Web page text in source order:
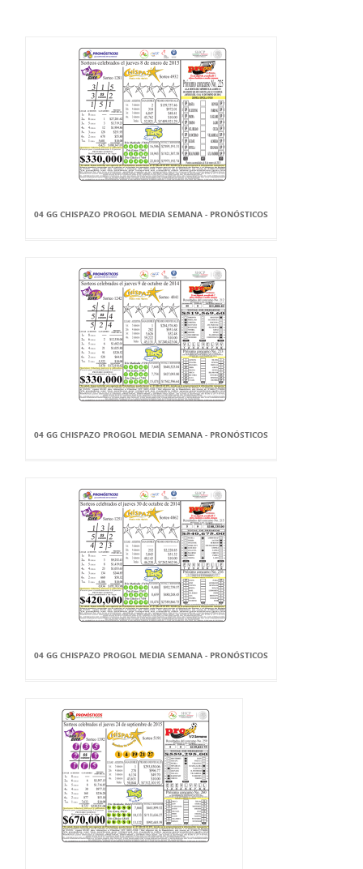
04 GG CHISPAZO PROGOL MEDIA SEMANA - PRONÓSTICOS
04 GG CHISPAZO PROGOL MEDIA SEMANA - PRONÓSTICOS
04 GG CHISPAZO PROGOL MEDIA SEMANA - PRONÓSTICOS